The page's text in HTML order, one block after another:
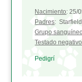
Nacimiento: 25/
Padres:
Grupo sanguíneo
Testado negativo
Pedigrí